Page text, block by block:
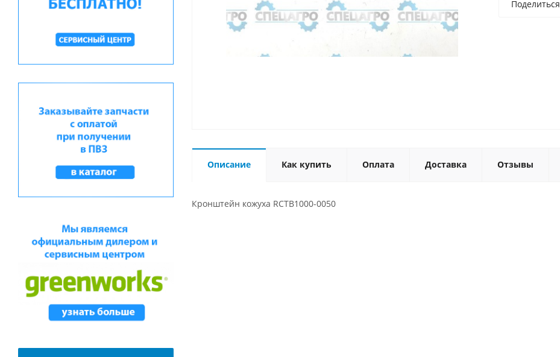
Поделиться
Описание Как купить Оплата Доставка Отзывы
Кронштейн кожуха RCTB1000-0050